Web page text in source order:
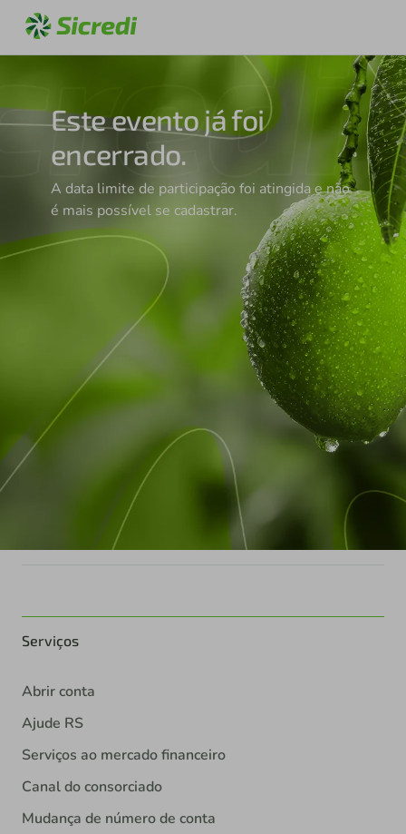
Este evento já foi
encerrado.
A data limite de participação foi atingida e não
é mais possível se cadastrar.
Serviços
Abrir conta
Ajude RS
Serviços ao mercado financeiro
Canal do consorciado
Mudança de número de conta